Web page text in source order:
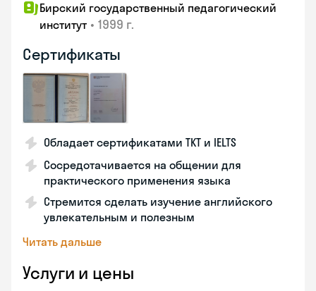
Бирский государственный педагогический
институт • 1999 г.
Сертификаты
Обладает сертификатами TKT и IELTS
Сосредотачивается на общении для
практического применения языка
Стремится сделать изучение английского
увлекательным и полезным
Читать дальше
Услуги и цены